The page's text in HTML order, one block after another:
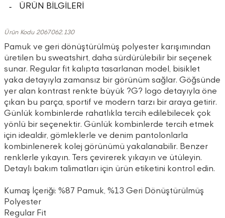
ÜRÜN BİLGİLERİ
Ürün Kodu 2067062.130
Pamuk ve geri dönüştürülmüş polyester karışımından
üretilen bu sweatshirt, daha sürdürülebilir bir seçenek
sunar. Regular fit kalıpta tasarlanan model, bisiklet
yaka detayıyla zamansız bir görünüm sağlar. Göğsünde
yer alan kontrast renkte büyük ?G? logo detayıyla öne
çıkan bu parça, sportif ve modern tarzı bir araya getirir.
Günlük kombinlerde rahatlıkla tercih edilebilecek çok
yönlü bir seçenektir. Günlük kombinlerde tercih etmek
için idealdir, gömleklerle ve denim pantolonlarla
kombinlenerek kolej görünümü yakalanabilir. Benzer
renklerle yıkayın. Ters çevirerek yıkayın ve ütüleyin.
Detaylı bakım talimatları için ürün etiketini kontrol edin.
Kumaş İçeriği: %87 Pamuk, %13 Geri Dönüştürülmüş
Polyester
Regular Fit